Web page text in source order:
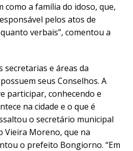
como a família do idoso, que,
pelos atos de
verbais”, comentou a
secretarias e áreas da
seus Conselhos. A
participar, conhecendo e
na cidade e o que é
o secretário municipal
Vieira Moreno, que na
o prefeito Bongiorno. “Em